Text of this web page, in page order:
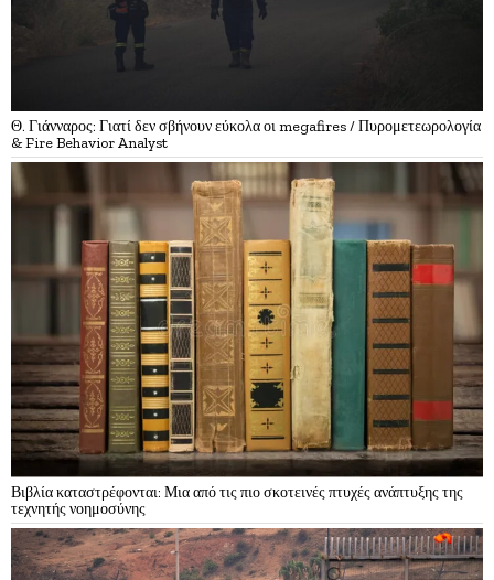
Θ. Γιάνναρος: Γιατί δεν σβήνουν εύκολα οι megafires / Πυρομετεωρολογία
& Fire Behavior Analyst
Βιβλία καταστρέφονται: Μια από τις πιο σκοτεινές πτυχές ανάπτυξης της
τεχνητής νοημοσύνης